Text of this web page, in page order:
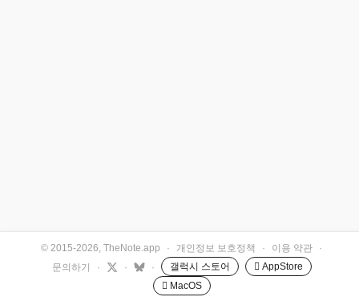
© 2015-2026, TheNote.app · 개인정보 보호정책 · 이용 약관
·
문의하기
· · · 갤럭시 스토어
 AppStore
 MacOS